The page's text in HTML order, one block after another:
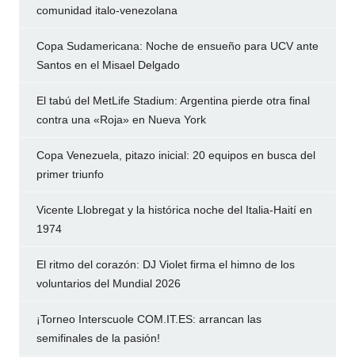
comunidad italo-venezolana
Copa Sudamericana: Noche de ensueño para UCV ante
Santos en el Misael Delgado
El tabú del MetLife Stadium: Argentina pierde otra final
contra una «Roja» en Nueva York
Copa Venezuela, pitazo inicial: 20 equipos en busca del
primer triunfo
Vicente Llobregat y la histórica noche del Italia-Haití en
1974
El ritmo del corazón: DJ Violet firma el himno de los
voluntarios del Mundial 2026
¡Torneo Interscuole COM.IT.ES: arrancan las
semifinales de la pasión!